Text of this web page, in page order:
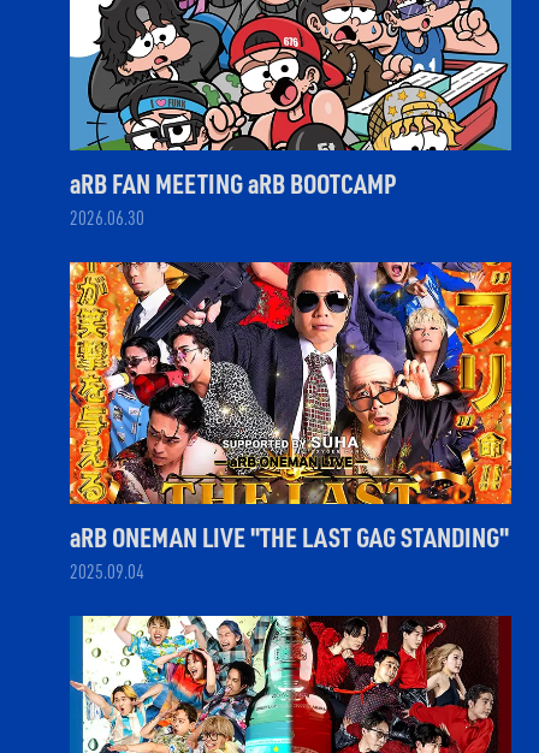
aRB FAN MEETING aRB BOOTCAMP
2026.06.30
aRB ONEMAN LIVE "THE LAST GAG STANDING"
2025.09.04